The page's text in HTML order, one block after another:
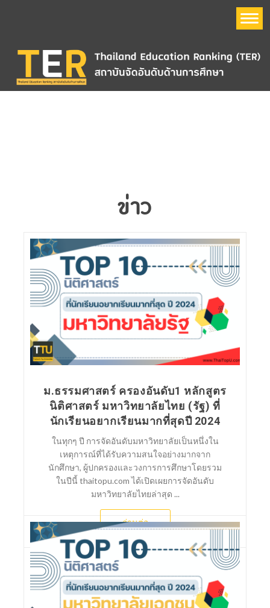
QS World University Ranking
The Times Higher Education World University Ranking
(THE)
SCImago Institutions Ranking (SIR)
ข่าว
ม.ธรรมศาสตร์ ครองอันดับ1 หลักสูตร
นิติศาสตร์ มหาวิทยาลัยไทย (รัฐ) ที่
นักเรียนอยากเรียนมากที่สุดปี 2024
ในทุกๆ ปี การจัดอันดับมหาวิทยาลัยเป็นหนึ่งใน
เหตุการณ์ที่ได้รับความสนใจอย่างมากจาก
นักศึกษา, ผู้ปกครองและวงการการศึกษาโดยรวม
ในปีนี้ thaitopu.com ได้เปิดเผยการจัดอันดับ
มหาวิทยาลัยไทยล่าสุด ...
อ่านต่อ